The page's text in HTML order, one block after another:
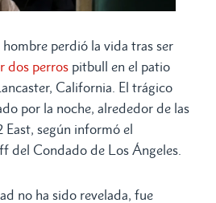
perdió la vida tras ser
dos perros pitbull en el patio
California. El trágico
por la noche, alrededor de las
East, según informó el
del Condado de Los Ángeles.
no ha sido revelada, fue